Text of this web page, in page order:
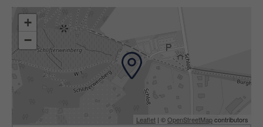
Lust auf Genuss und Natur?
Dann sichern Sie sich jetzt Ihren Platz bei unserer
Weinwanderung durch die Saale-Unstrut-Region –
wir freuen uns auf Sie!
Die Kosten pro Weinwanderung belaufen sich auf
ca. 60 € bis 80 € (abhängig von dem jeweiligen
+
−
Leaflet | ©OpenStreetMapcontributors